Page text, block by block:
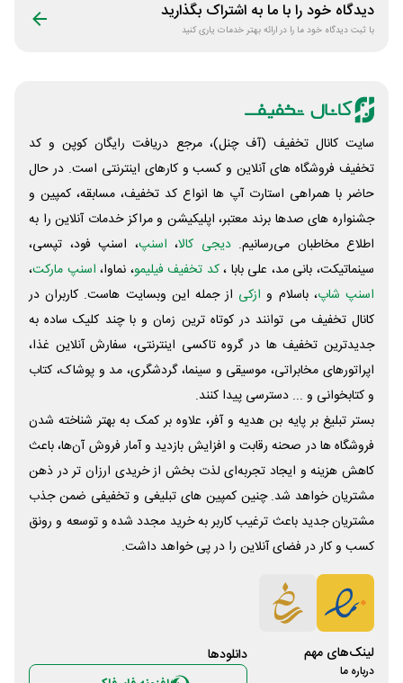
دیدگاه خود را با ما به اشتراک بگذارید
با ثبت دیدگاه خود ما را در ارائه بهتر خدمات یاری کنید
سایت کانال تخفیف (آف چنل)، مرجع دریافت رایگان کوپن و کد
تخفیف فروشگاه های آنلاین و کسب و‌ کارهای اینترنتی است. در حال
حاضر با همراهی استارت آپ ها انواع کد تخفیف، مسابقه، کمپین و
جشنواره های صدها برند معتبر، اپلیکیشن و مراکز خدمات آنلاین را به
اطلاع مخاطبان می‌رسانیم. دیجی کالا، اسنپ، اسنپ فود، تپسی،
سینماتیکت، بانی مد، علی‌ بابا ،کد تخفیف فیلیمو، نماوا، اسنپ مارکت،
اسنپ شاپ، باسلام و ازکی از جمله این وبسایت ‌هاست. کاربران در
کانال تخفیف می توانند در کوتاه ترین زمان و با چند کلیک ساده به
جدیدترین تخفیف ها در گروه تاکسی اینترنتی، سفارش آنلاین غذا،
اپراتورهای مخابراتی، موسیقی و سینما، گردشگری، مد و پوشاک، کتاب
و کتابخوانی و ... دسترسی پیدا کنند.
بستر تبلیغ بر پایه بن هدیه و آفر، علاوه بر کمک به بهتر شناخته شدن
فروشگاه ها در صحنه رقابت و افزایش بازدید و آمار فروش آن‌ها، باعث
کاهش هزینه و ایجاد تجربه‌ای لذت بخش از خریدی ارزان تر در ذهن
مشتریان خواهد شد. چنین کمپین های تبلیغی و تخفیفی ضمن جذب
مشتریان جدید باعث ترغیب کاربر به خرید مجدد شده و توسعه و رونق
کسب و کار در فضای آنلاین را در پی خواهد داشت.
لینک‌های مهم
درباره ما
دانلود‌ها